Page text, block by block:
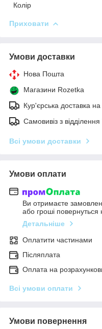
Колір
Приховати
Умови доставки
Нова Пошта
Магазини Rozetka
Кур'єрська доставка
Самовивіз з
Всі умови доставки
Умови оплати
Ви отримаєте
або гроші повернуться
Детальніше
Оплатити частинами
Післяплата
Оплата на
Всі умови оплати
Умови повернення